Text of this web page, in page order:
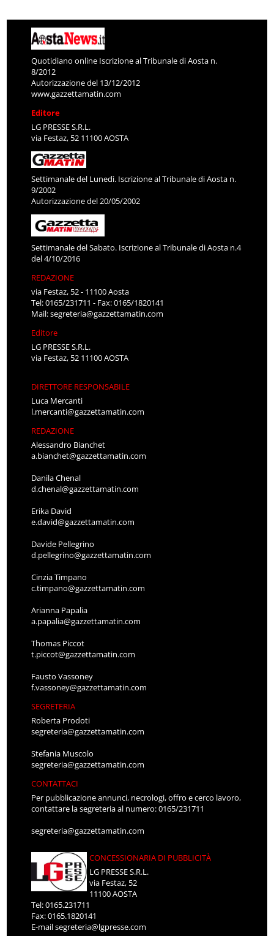
Quotidiano online Iscrizione al Tribunale di Aosta n.
8/2012
Autorizzazione del 13/12/2012
www.gazzettamatin.com
Editore
LG PRESSE S.R.L.
via Festaz, 52 11100 AOSTA
Settimanale del Lunedì. Iscrizione al Tribunale di Aosta n.
9/2002
Autorizzazione del 20/05/2002
Settimanale del Sabato. Iscrizione al Tribunale di Aosta n.4
del 4/10/2016
REDAZIONE
via Festaz, 52 - 11100 Aosta
Tel: 0165/231711 - Fax: 0165/1820141
Mail:segreteria@gazzettamatin.com
Editore
LG PRESSE S.R.L.
via Festaz, 52 11100 AOSTA
DIRETTORE RESPONSABILE
Luca Mercanti
l.mercanti@gazzettamatin.com
REDAZIONE
Alessandro Bianchet
a.bianchet@gazzettamatin.com
Danila Chenal
d.chenal@gazzettamatin.com
Erika David
e.david@gazzettamatin.com
Davide Pellegrino
d.pellegrino@gazzettamatin.com
Cinzia Timpano
c.timpano@gazzettamatin.com
Arianna Papalia
a.papalia@gazzettamatin.com
Thomas Piccot
t.piccot@gazzettamatin.com
Fausto Vassoney
f.vassoney@gazzettamatin.com
SEGRETERIA
Roberta Prodoti
segreteria@gazzettamatin.com
Stefania Muscolo
segreteria@gazzettamatin.com
CONTATTACI
Per pubblicazione annunci, necrologi, offro e cerco lavoro,
contattare la segreteria al numero: 0165/231711
segreteria@gazzettamatin.com
CONCESSIONARIA DI PUBBLICITÀ
LG PRESSE S.R.L.
via Festaz, 52
11100 AOSTA
Tel: 0165.231711
Fax: 0165.1820141
E-mailsegreteria@lgpresse.com